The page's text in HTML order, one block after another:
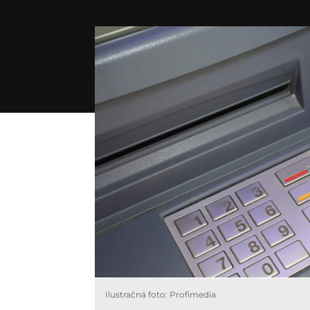
Ilustračná foto: Profimedia